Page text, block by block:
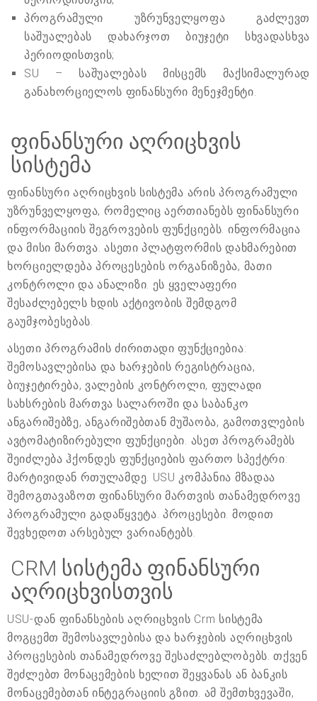
პროგრამული უზრუნველყოფა გაძლევთ
საშუალებას დახარჯოთ ბიუჯეტი სხვადასხვა
პერიოდისთვის;
SU – საშუალებას მისცემს მაქსიმალურად
განახორციელოს ფინანსური მენეჯმენტი.
ფინანსური აღრიცხვის
სისტემა
ფინანსური აღრიცხვის სისტემა არის პროგრამული
უზრუნველყოფა, რომელიც აერთიანებს ფინანსური
ინფორმაციის შეგროვების ფუნქციებს. ინფორმაცია
და მისი მართვა. ასეთი პლატფორმის დახმარებით
ხორციელდება პროცესების ორგანიზება, მათი
კონტროლი და ანალიზი. ეს ყველაფერი
შესაძლებელს ხდის აქტივობის შემდგომ
გაუმჯობესებას.
ასეთი პროგრამის ძირითადი ფუნქციებია:
შემოსავლებისა და ხარჯების რეგისტრაცია,
ბიუჯეტირება, ვალების კონტროლი, ფულადი
სახსრების მართვა სალაროში და საბანკო
ანგარიშებზე, ანგარიშებთან მუშაობა, გამოთვლების
ავტომატიზირებული ფუნქციები. ასეთ პროგრამებს
შეიძლება ჰქონდეს ფუნქციების ფართო სპექტრი:
მარტივიდან რთულამდე. USU კომპანია მზადაა
შემოგთავაზოთ ფინანსური მართვის თანამედროვე
პროგრამული გადაწყვეტა. პროცესები. მოდით
შევხედოთ არსებულ ვარიანტებს.
CRM სისტემა ფინანსური
აღრიცხვისთვის
USU-დან ფინანსების აღრიცხვის Crm სისტემა
მოგცემთ შემოსავლებისა და ხარჯების აღრიცხვის
პროცესების თანამედროვე შესაძლებლობებს. თქვენ
შეძლებთ მონაცემების ხელით შეყვანას ან ბანკის
მონაცემებთან ინტეგრაციის გზით. ამ შემთხვევაში,